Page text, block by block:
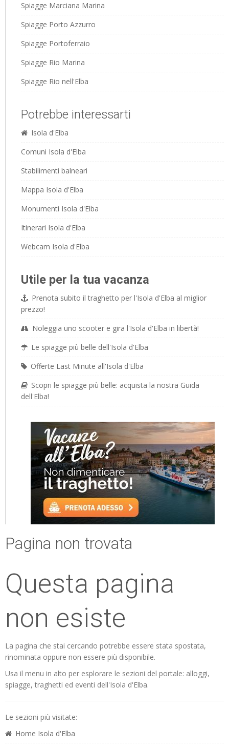
Spiagge Marciana Marina
Spiagge Porto Azzurro
Spiagge Portoferraio
Spiagge Rio Marina
Spiagge Rio nell'Elba
Potrebbe interessarti
Isola d'Elba
Comuni Isola d'Elba
Stabilimenti balneari
Mappa Isola d'Elba
Monumenti Isola d'Elba
Itinerari Isola d'Elba
Webcam Isola d'Elba
Utile per la tua vacanza
Prenota subito il traghetto per l'Isola d'Elba al miglior
prezzo!
Noleggia uno scooter e gira l'Isola d'Elba in libertà!
Le spiagge più belle dell'Isola d'Elba
Offerte Last Minute all'Isola d'Elba
Scopri le spiagge più belle: acquista la nostra Guida
dell'Elba!
Pagina non trovata
Questa pagina
non esiste
La pagina che stai cercando potrebbe essere stata spostata,
rinominata oppure non essere più disponibile.
Usa il menu in alto per esplorare le sezioni del portale: alloggi,
spiagge, traghetti ed eventi dell'Isola d'Elba.
Le sezioni più visitate:
Home Isola d'Elba